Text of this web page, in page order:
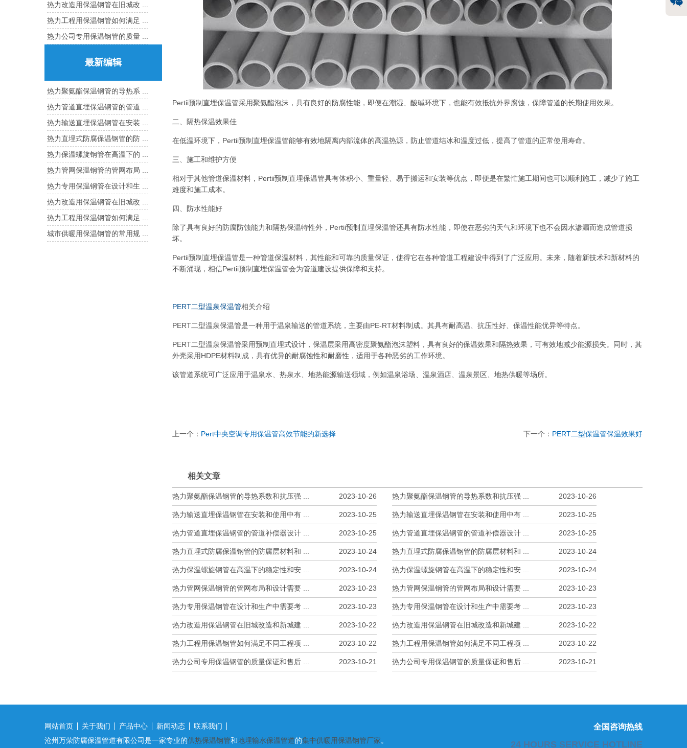
Pertii预制直埋保温管采用聚氨酯泡沫，具有良好的防腐性能，即便在潮湿、酸碱环境下，也能有效抵抗外界腐蚀，保障管道的长期使用效果。
二、隔热保温效果佳
在低温环境下，Pertii预制直埋保温管能够有效地隔离内部流体的高温热源，防止管道结冰和温度过低，提高了管道的正常使用寿命。
三、施工和维护方便
相对于其他管道保温材料，Pertii预制直埋保温管具有体积小、重量轻、易于搬运和安装等优点，即便是在繁忙施工期间也可以顺利施工，减少了施工
难度和施工成本。
四、防水性能好
除了具有良好的防腐防蚀能力和隔热保温特性外，Pertii预制直埋保温管还具有防水性能，即使在恶劣的天气和环境下也不会因水渗漏而造成管道损
坏。
Pertii预制直埋保温管是一种管道保温材料，其性能和可靠的质量保证，使得它在各种管道工程建设中得到了广泛应用。未来，随着新技术和新材料的
不断涌现，相信Pertii预制直埋保温管会为管道建设提供保障和支持。
PERT二型温泉保温管相关介绍
PERT二型温泉保温管是一种用于温泉输送的管道系统，主要由PE-RT材料制成。其具有耐高温、抗压性好、保温性能优异等特点。
PERT二型温泉保温管采用预制直埋式设计，保温层采用高密度聚氨酯泡沫塑料，具有良好的保温效果和隔热效果，可有效地减少能源损失。同时，其
外壳采用HDPE材料制成，具有优异的耐腐蚀性和耐磨性，适用于各种恶劣的工作环境。
该管道系统可广泛应用于温泉水、热泉水、地热能源输送领域，例如温泉浴场、温泉酒店、温泉景区、地热供暖等场所。
上一个： Pert中央空调专用保温管高效节能的新选择 下一个： PERT二型保温管保温效果好
相关文章
热力聚氨酯保温钢管的导热系数和抗压强 ... 2023-10-26 热力聚氨酯保温钢管的导热系数和抗压强 ... 2023-10-26
热力输送直埋保温钢管在安装和使用中有 ... 2023-10-25 热力输送直埋保温钢管在安装和使用中有 ... 2023-10-25
热力管道直埋保温钢管的管道补偿器设计 ... 2023-10-25 热力管道直埋保温钢管的管道补偿器设计 ... 2023-10-25
热力直埋式防腐保温钢管的防腐层材料和 ... 2023-10-24 热力直埋式防腐保温钢管的防腐层材料和 ... 2023-10-24
热力保温螺旋钢管在高温下的稳定性和安 ... 2023-10-24 热力保温螺旋钢管在高温下的稳定性和安 ... 2023-10-24
热力管网保温钢管的管网布局和设计需要 ... 2023-10-23 热力管网保温钢管的管网布局和设计需要 ... 2023-10-23
热力专用保温钢管在设计和生产中需要考 ... 2023-10-23 热力专用保温钢管在设计和生产中需要考 ... 2023-10-23
热力改造用保温钢管在旧城改造和新城建 ... 2023-10-22 热力改造用保温钢管在旧城改造和新城建 ... 2023-10-22
热力工程用保温钢管如何满足不同工程项 ... 2023-10-22 热力工程用保温钢管如何满足不同工程项 ... 2023-10-22
热力公司专用保温钢管的质量保证和售后 ... 2023-10-21 热力公司专用保温钢管的质量保证和售后 ... 2023-10-21
热力改造用保温钢管在旧城改 ...
热力工程用保温钢管如何满足 ...
热力公司专用保温钢管的质量 ...
最新编辑
热力聚氨酯保温钢管的导热系 ...
热力管道直埋保温钢管的管道 ...
热力输送直埋保温钢管在安装 ...
热力直埋式防腐保温钢管的防 ...
热力保温螺旋钢管在高温下的 ...
热力管网保温钢管的管网布局 ...
热力专用保温钢管在设计和生 ...
热力改造用保温钢管在旧城改 ...
热力工程用保温钢管如何满足 ...
城市供暖用保温钢管的常用规 ...
全国咨询热线
24 HOURS SERVICE HOTLINE
网站首页 关于我们 产品中心 新闻动态
联系我们
沧州万荣防腐保温管道有限公司是一家专业的供热保温钢管和地埋输水保温管道的集中供暖用保温钢管厂家。